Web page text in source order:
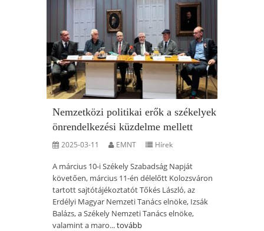
Nemzetközi politikai erők a székelyek
önrendelkezési küzdelme mellett
2025-03-11 EMNT Hírek
A március 10-i Székely Szabadság Napját
követően, március 11-én délelőtt Kolozsváron
tartott sajtótájékoztatót Tőkés László, az
Erdélyi Magyar Nemzeti Tanács elnöke, Izsák
Balázs, a Székely Nemzeti Tanács elnöke,
valamint a maro...tovább